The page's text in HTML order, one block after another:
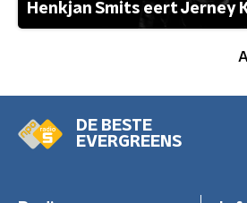
Henkjan Smits eert Jerney
DE BESTE
EVERGREENS